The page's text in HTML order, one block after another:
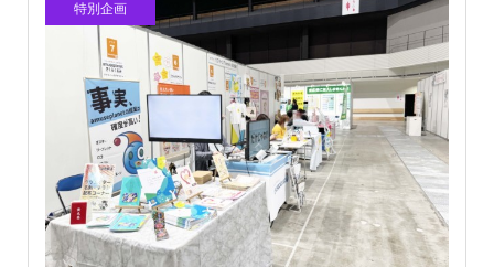
特別企画